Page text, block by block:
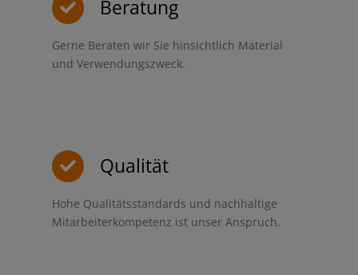
Beratung
Gerne Beraten wir Sie hinsichtlich Material
und Verwendungszweck.
Qualität
Hohe Qualitätsstandards und nachhaltige
Mitarbeiterkompetenz ist unser Anspruch.